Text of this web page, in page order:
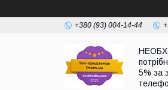
+380 (93) 004-14-44
5% за